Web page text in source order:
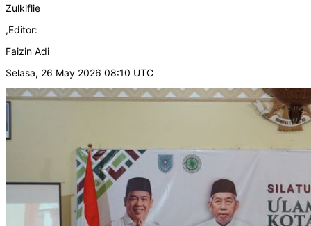
Zulkiflie
,Editor:
Faizin Adi
Selasa, 26 May 2026 08:10 UTC